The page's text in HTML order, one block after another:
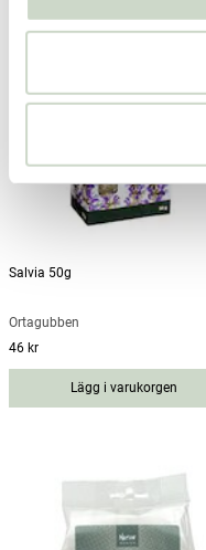
Salvia 50g
Örtagubben
Pris
46 kr
Lägg i varukorgen